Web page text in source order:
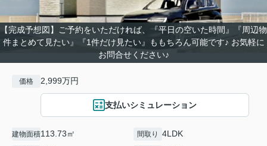
【完成予想図】ご予約をいただければ、『平日の空いた時間』『周辺物
件まとめて見たい』『1件だけ見たい』ももちろん可能です♪ お気軽に
お問合せください♪
価格 2,999万円
支払いシミュレーション
建物面積113.73㎡ 間取り 4LDK